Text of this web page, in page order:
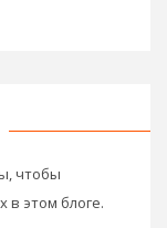
чтобы
в этом блоге.